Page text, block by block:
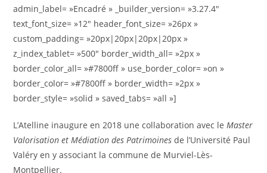
admin_label= »Encadré » _builder_version= »3.27.4″
text_font_size= »12″ header_font_size= »26px »
custom_padding= »20px|20px|20px|20px »
z_index_tablet= »500″ border_width_all= »2px »
border_color_all= »#7800ff » use_border_color= »on »
border_color= »#7800ff » border_width= »2px »
border_style= »solid » saved_tabs= »all »]
L’Atelline inaugure en 2018 une collaboration avec leMaster
Valorisation et Médiation des Patrimoines de l’Université Paul
Valéry en y associant la commune de Murviel-Lès-
Montpellier.